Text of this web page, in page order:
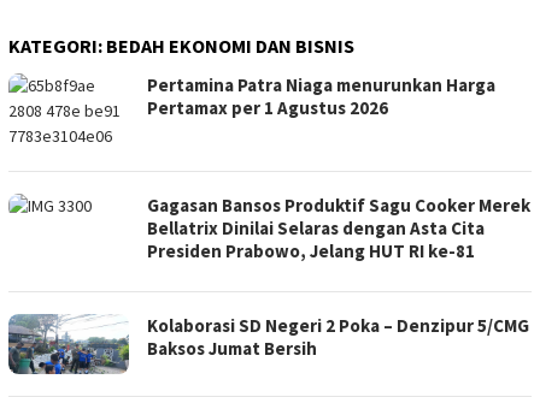
KATEGORI: BEDAH EKONOMI DAN BISNIS
Pertamina Patra Niaga menurunkan Harga
Pertamax per 1 Agustus 2026
Gagasan Bansos Produktif Sagu Cooker Merek
Bellatrix Dinilai Selaras dengan Asta Cita
Presiden Prabowo, Jelang HUT RI ke-81
Kolaborasi SD Negeri 2 Poka – Denzipur 5/CMG
Baksos Jumat Bersih